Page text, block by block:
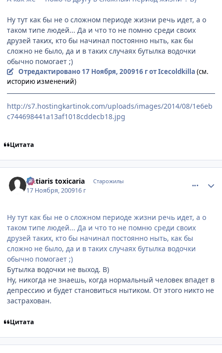
Ну тут как бы не о сложном периоде жизни речь идет, а о
таком типе людей... Да и что то не помню среди своих
друзей таких, кто бы начинал постоянно ныть, как бы
сложно не было, да и в таких случаях бутылка водочки
обычно помогает ;)
Отредактировано 17 Ноября, 200916 гот Icecoldkilla (см.
историю изменений)
http://s7.hostingkartinok.com/uploads/images/2014/08/1e6eb
c744698441a13af1018cddecb18.jpg
Цитата
Antiaris toxicaria Старожилы
17 Ноября, 200916 г
Ну тут как бы не о сложном периоде жизни речь идет, а о
таком типе людей... Да и что то не помню среди своих
друзей таких, кто бы начинал постоянно ныть, как бы
сложно не было, да и в таких случаях бутылка водочки
обычно помогает ;)
Бутылка водочки не выход. B)
Ну, никогда не знаешь, когда нормальный человек впадет в
депрессию и будет становиться нытиком. От этого никто не
застрахован.
Цитата